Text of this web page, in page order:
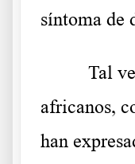
síntoma de
Tal vez
africanos,
han